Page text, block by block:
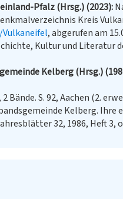
Pfalz (Hrsg.) (2023)
Kreis
, abgerufen am
Kultur und Literatur
Kelberg (Hrsg.)
Bände. S. 92, Aachen (2.
Kelberg. Ihre
32, 1986, Heft 3,